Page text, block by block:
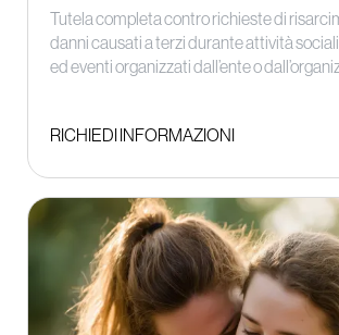
Tutela completa contro richieste di
danni causati a terzi durante attività
ed eventi organizzati dall’ente o
RICHIEDI INFORMAZIONI